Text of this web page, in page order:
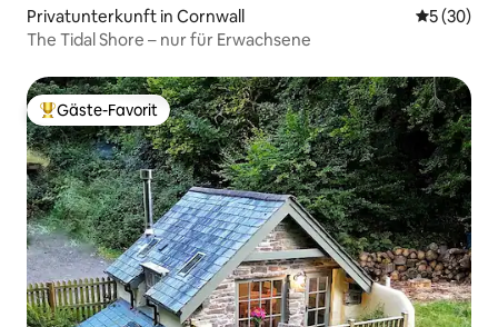
Privatunterkunft in Cornwall
5 (30)
The Tidal Shore – nur für Erwachsene
Beliebter Gäste-Favorit.
Gäste-Favorit